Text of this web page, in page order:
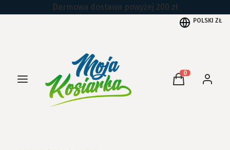
Darmowa dostawa powyżej 200 zł
POLSKI ZŁ
Menu Produkty w
Koszyk Zaloguj